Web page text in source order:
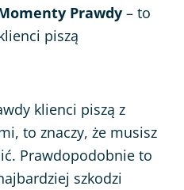
Prawdy– to
piszą
klienci piszą z
to znaczy, że musisz
Prawdopodobnie to
szkodzi